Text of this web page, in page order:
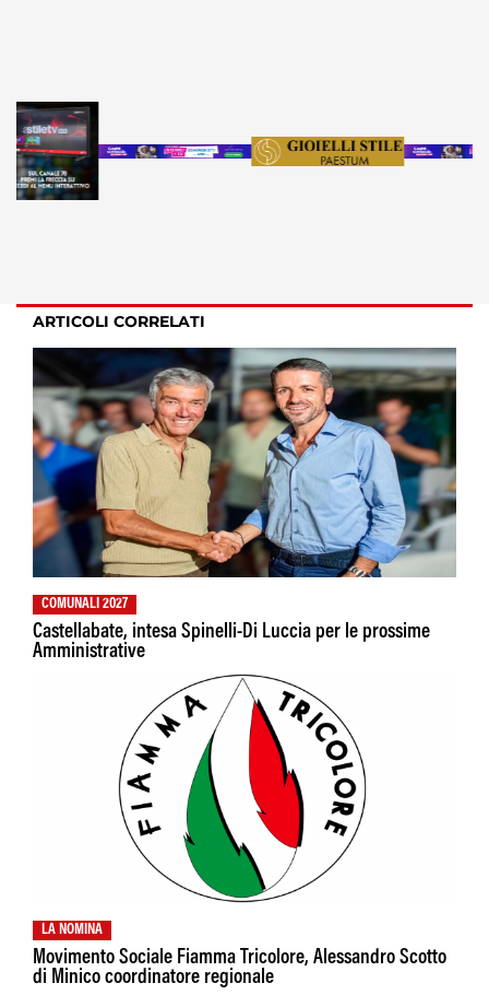
ARTICOLI CORRELATI
COMUNALI 2027
Castellabate, intesa Spinelli-Di Luccia per le prossime
Amministrative
LA NOMINA
Movimento Sociale Fiamma Tricolore, Alessandro Scotto
di Minico coordinatore regionale